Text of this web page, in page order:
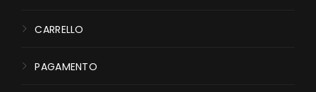
CARRELLO
PAGAMENTO